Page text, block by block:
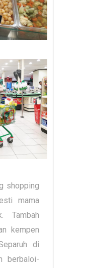
shopping
mama
Tambah
kempen
di
berbaloi-